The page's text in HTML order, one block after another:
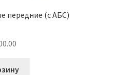
передние (с АБС)